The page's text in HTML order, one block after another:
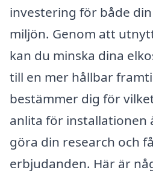
investering för både
miljön. Genom att
kan du minska dina
till en mer hållbar
bestämmer dig för
anlita för installationen
göra din research och
erbjudanden. Här är